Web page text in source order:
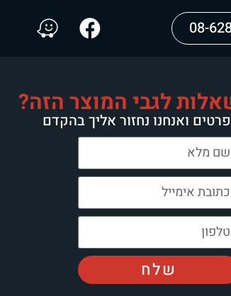
08-
לגבי המוצר הזה?
ואנחנו נחזור אליך בהקדם
שלח